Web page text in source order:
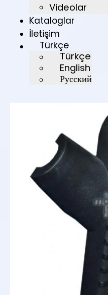
Videolar
Kataloglar
İletişim
Türkçe
Türkçe
English
Русский